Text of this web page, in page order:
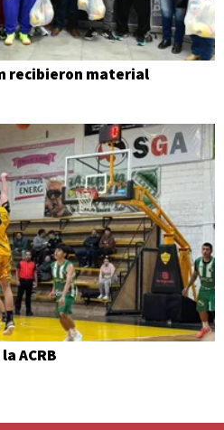
recibieron material
ACRB